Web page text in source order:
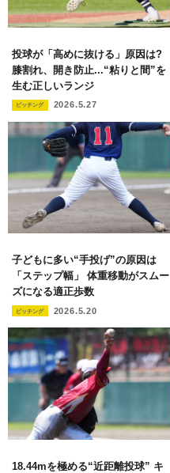
投球が「高めに抜ける」原因は?
膝割れ、開き防止...“粘りと間”を
生む正しいランジ
ピッチング 2026.5.27
子どもに多い“手投げ”の原因は
「ステップ幅」 体重移動がスムー
ズになる適正歩数
ピッチング 2026.5.20
18.44mを極める“近距離投球” キ